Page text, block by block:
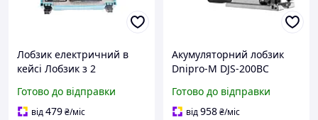
Лобзик електричний в
кейсі Лобзик з 2
Електролобзик AT JS6501
buzyna
Готово до відправки
від479₴/міс
Акумуляторний лобзик
Dnipro-M DJS-200BC
Готово до відправки
від958₴/міс